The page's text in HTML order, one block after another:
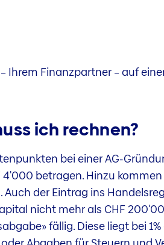
Ihrem Finanzpartner – auf
ich rechnen?
bei einer AG-
betragen. Hinzu
der Eintrag ins
nicht mehr als CHF
fällig. Diese liegt bei